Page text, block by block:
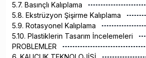
5.7. Basınçlı Kalıplama
5.8. Ekstrüzyon Şişirme Kalıplama
5.9. Rotasyonel Kalıplama
5.10. Plastiklerin Tasarım İncelemeleri
PROBLEMLER